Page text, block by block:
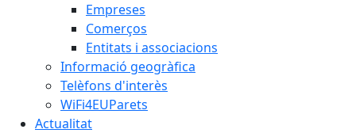
Empreses
Comerços
Entitats i associacions
Informació geogràfica
Telèfons d'interès
WiFi4EUParets
Actualitat